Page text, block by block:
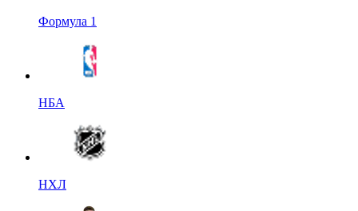
Формула 1
НБА
НХЛ